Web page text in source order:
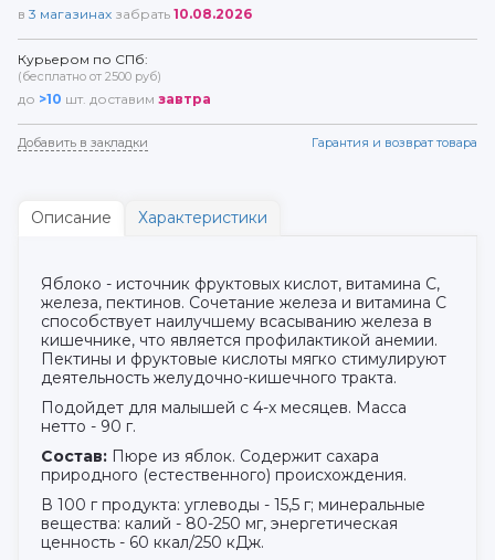
в 3 магазинах забрать 10.08.2026
Курьером по СПб:
(бесплатно от 2500 руб)
до >10 шт. доставим завтра
Добавить в закладки Гарантия и возврат товара
Описание Характеристики
Яблоко - источник фруктовых кислот, витамина С,
железа, пектинов. Сочетание железа и витамина С
способствует наилучшему всасыванию железа в
кишечнике, что является профилактикой анемии.
Пектины и фруктовые кислоты мягко стимулируют
деятельность желудочно-кишечного тракта.
Подойдет для малышей с 4-х месяцев. Масса
нетто - 90 г.
Состав: Пюре из яблок. Содержит сахара
природного (естественного) происхождения.
В 100 г продукта: углеводы - 15,5 г; минеральные
вещества: калий - 80-250 мг, энергетическая
ценность - 60 ккал/250 кДж.